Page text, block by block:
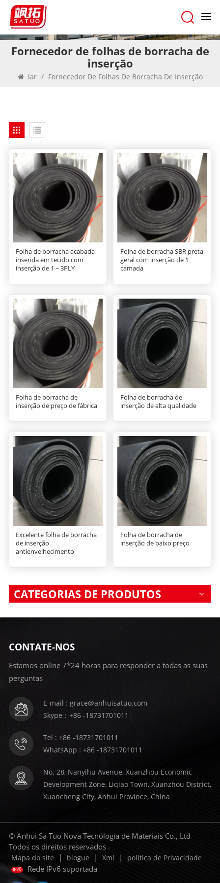
Fornecedor de folhas de borracha de
inserção
lar / Fornecedor De Folhas De Borracha De Inserção
Folha de borracha acabada
inserida em tecido com
inserção de 1 ~ 3PLY
Folha de borracha SBR preta
geral com inserção de 1
camada
Folha de borracha de
inserção de preço de fábrica
Folha de borracha de
inserção de alta qualidade
Excelente folha de borracha
de inserção
antienvelhecimento
Folha de borracha de
inserção de baixo preço
CATEGORIAS DE PRODUTOS
CONTATE-NOS
Estamos online 7*24 horas para responder a todas as suas
perguntas
E-mail : grace@anhuisatuo.com
Skype：+86 -18731701011
Tel : +86 -18731701011
WhatsApp : +86 -18731701011
No. 28, Nanyihu Avenue, Xuanzhou Economic
Development Zone, Liqiao Town, Xuanzhou District,
Xuancheng City, Anhui Province, China
© Anhui Sa Tuo Nova Tecnologia de Materiais Co., Ltd
Todos os direitos reservados .
Mapa do site | blogue | Xml | política de Privacidade
Rede IPv6 suportada